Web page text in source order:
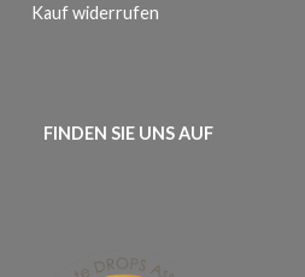
Kauf widerrufen
FINDEN SIE UNS AUF